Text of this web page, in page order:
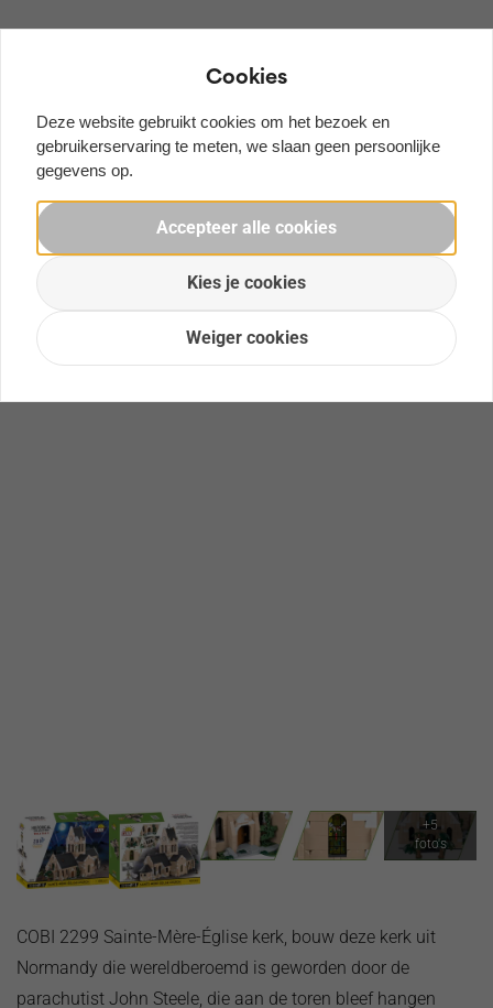
COBI 2299 Sainte-Mère-Église kerk, bouw deze kerk uit
Normandy die wereldberoemd is geworden door de
parachutist John Steele, die aan de toren bleef hangen
Cookies
Deze website gebruikt cookies om het bezoek en
gebruikerservaring te meten, we slaan geen persoonlijke
gegevens op.
Accepteer alle cookies
Kies je cookies
Weiger cookies